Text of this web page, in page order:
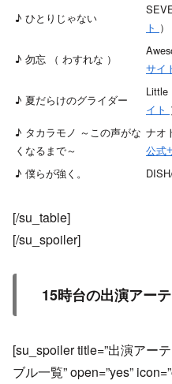
♪ ひとりじゃない
ト ）
♪ 勿忘 （ わすれな ）
サイ
♪ 夏だらけのグライダー
Little
イト
♪ タカラモノ ～この声がな
くなるまで～
ナオ
公式
♪ 僕らが強く。
[/su_table]
[/su_spoiler]
15時台の出演アー
[su_spoiler title=”出演アー
ブル一覧” open=”yes”